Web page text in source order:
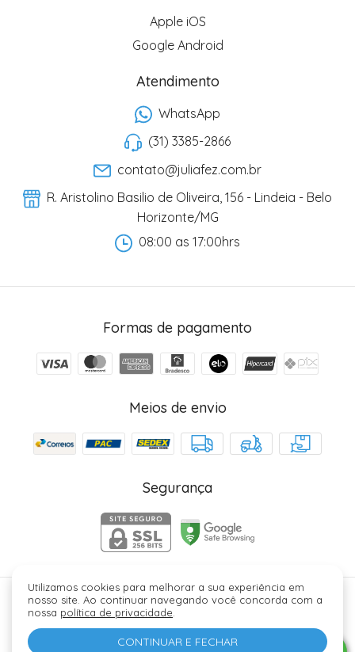
Utilizamos cookies para melhorar a sua experiência em
nosso site. Ao continuar navegando você concorda com a
nossa política de privacidade
CONTINUAR E FECHAR
Apple iOS
Google Android
Atendimento
WhatsApp
(31) 3385-2866
contato@juliafez.com.br
R. Aristolino Basilio de Oliveira, 156 - Lindeia - Belo
Horizonte/MG
08:00 as 17:00hrs
Formas de pagamento
Meios de envio
Segurança
Júlia Fez Cosméticos - 40006329000184. Copyright ©
2026 - Todos os direitos reservados.